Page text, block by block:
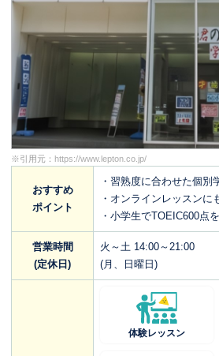
※引用元： https://www.lepton.co.jp/
おすすめ
ポイント
・習熟度に合わせた個別
・オンラインレッスンに
・小学生でTOEIC600点
営業時間
(定休日)
火～土 14:00～21:00
(月、日曜日)
体験レッスン